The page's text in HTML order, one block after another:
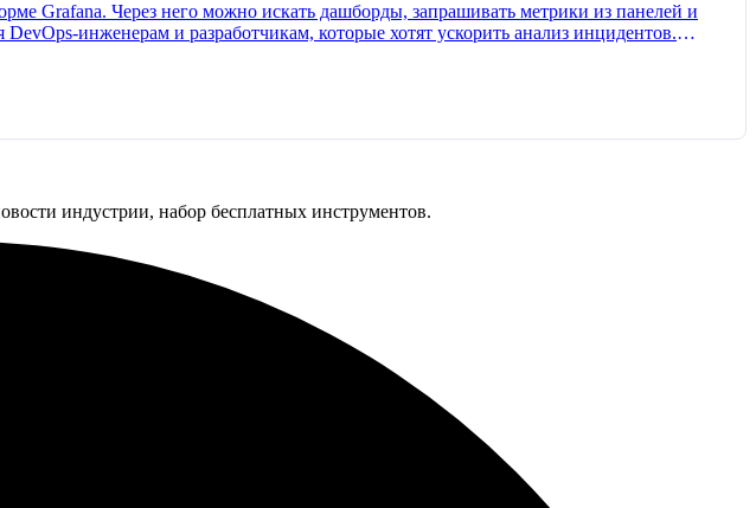
Grafana. Через него можно искать дашборды, запрашивать метрики из панелей и
индустрии, набор бесплатных инструментов.